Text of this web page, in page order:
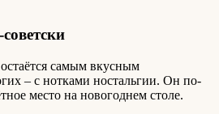
самым вкусным
– с нотками ностальгии. Он по-
место на новогоднем столе.